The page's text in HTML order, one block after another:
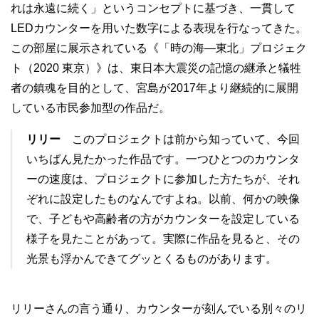
れは永遠に続く」というコンセプトに基づき、一貫して
LEDカウンターを用いた数字による表現を行なってきた。
この部屋に展示されている《「時の海―東北」プロジェク
ト（2020 東京）》は、東日本大震災の記憶の継承と犠牲
者の鎮魂を目的として、宮島が2017年より継続的に展開
している市民参加型の作品だ。
リリー このプロジェクトは前から知っていて、今回
いちばん見たかった作品です。一つひとつのカウンタ
ーの速度は、プロジェクトに参加した方たちが、それ
ぞれに設定したものなんですよね。以前、何かの映像
で、子どもや高齢者の方がカウンターを設定している
様子を見たことがあって。実際に作品を見ると、その
光景も浮かんできてグッとくるものがあります。
リリーさんの言う通り、カウンターが刻んでいる別々のリ